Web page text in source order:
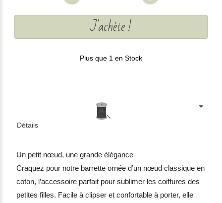
J'achète !
Plus que 1 en Stock
Détails
Un petit nœud, une grande élégance
Craquez pour notre barrette ornée d’un nœud classique en
coton, l’accessoire parfait pour sublimer les coiffures des
petites filles. Facile à clipser et confortable à porter, elle